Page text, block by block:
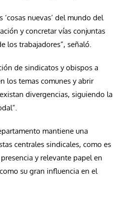
nuevas’ del mundo del
y concretar vías conjuntas
los trabajadores”, señaló.
de sindicatos y obispos a
los temas comunes y abrir
divergencias, siguiendo la
mantiene una
centrales sindicales, como es
y relevante papel en
su gran influencia en el